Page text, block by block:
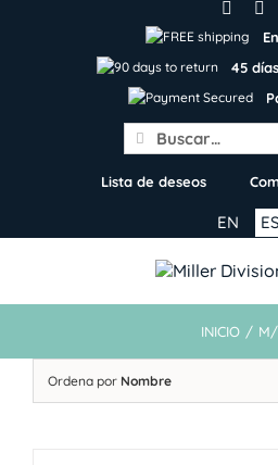
45
Search
for:
Lista de deseos
ES
EN
INICIO / M/
Ordena por Nombre